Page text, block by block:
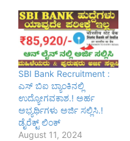
SBI Bank Recruitment :
ಎಸ್ ಬಿಐ ಬ್ಯಾಂಕಿನಲ್ಲಿ
ಉದ್ಯೋಗವಕಾಶ.! ಅರ್ಹ
ಅಭ್ಯರ್ಥಿಗಳು ಅರ್ಜಿ ಸಲ್ಲಿಸಿ.!
ಡೈರೆಕ್ಟ್ ಲಿಂಕ್
August 11, 2024